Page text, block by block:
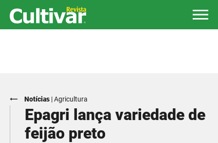
Notícias |Agricultura
Epagri lança variedade de
feijão preto